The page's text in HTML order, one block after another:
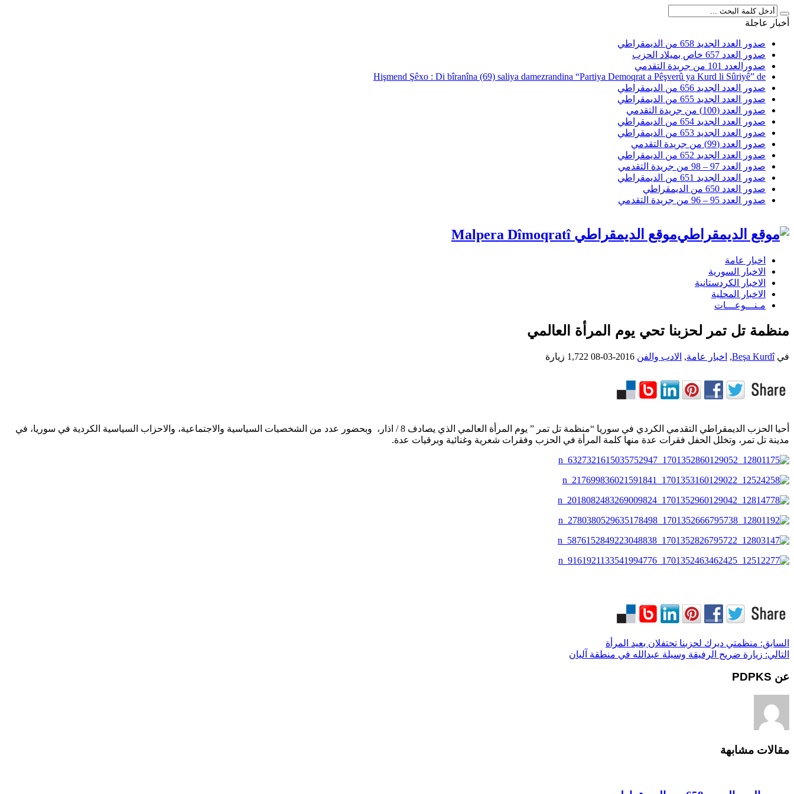
أخبار عاجلة
صدور العدد الجديد 658 من الديمقراطي
صدور العدد 657 خاص بميلاد الحزب
صدورالعدد 101 من جريدة التقدمي
Hişmend Şêxo : Di bîranîna (69) saliya damezrandina “Partiya Demoqrat a Pêşverû ya Kurd li Sûriyê” de
صدور العدد الجديد 656 من الديمقراطي
صدور العدد الجديد 655 من الديمقراطي
صدور العدد (100) من جريدة التقدمي
صدور العدد الجديد 654 من الديمقراطي
صدور العدد الجديد 653 من الديمقراطي
صدور العدد (99) من جريدة التقدمي
صدور العدد الجديد 652 من الديمقراطي
صدور العدد 97 – 98 من جريدة التقدمي
صدور العدد الجديد 651 من الديمقراطي
صدور العدد 650 من الديمقراطي
صدور العدد 95 – 96 من جريدة التقدمي
موقع الديمقراطي Malpera Dîmoqratî
اخبار عامة
الاخبار السورية
الاخبار الكردستانية
الاخبار المحلية
مـنـــوعـــات
منظمة تل تمر لحزبنا تحي يوم المرأة العالمي
فيBeşa Kurdî
, اخبار عامة, الادب والفن 2016-03-08 1,722 زيارة
أحيا الحزب الديمقراطي التقدمي الكردي في سوريا “منظمة تل تمر ” يوم المرأة العالمي الذي يصادف 8 / اذار، وبحضور عدد من الشخصيات السياسية والاجتماعية، والاحزاب السياسية الكردية في سوريا، في
مدينة تل تمر، وتخلل الحفل فقرات عدة منها كلمة المرأة في الحزب وفقرات شعرية وغنائية وبرقيات عدة.
السابق: منظمتي ديرك لحزبنا تحتفلان بعيد المرأة
التالي: زيارة ضريح الرفيقة وسيلة عبدالله في منطقة آليان
عن PDPKS
مقالات مشابهة